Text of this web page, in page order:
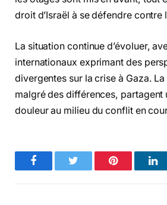
droit d’Israël à se défendre contre
La situation continue d’évoluer,
internationaux exprimant des
divergentes sur la crise à Gaza.
malgré des différences, partagent
douleur au milieu du conflit en
FacebookTwitter Pinterest